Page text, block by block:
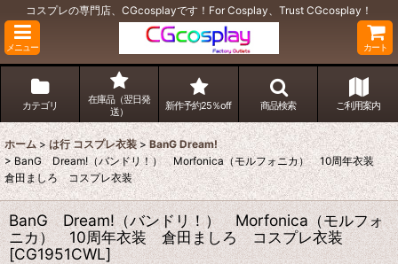
コスプレの専門店、CGcosplayです！For Cosplay、Trust CGcosplay！
メニュー カート
カテゴリ
在庫品（翌日発
送）
新作予約25％off 商品検索 ご利用案内
ホーム > は行 コスプレ衣装 > BanG Dream!
> BanG Dream!（バンドリ！） Morfonica（モルフォニカ） 10周年衣装
倉田ましろ コスプレ衣装
BanG Dream!（バンドリ！） Morfonica（モルフォ
ニカ） 10周年衣装 倉田ましろ コスプレ衣装
[CG1951CWL]